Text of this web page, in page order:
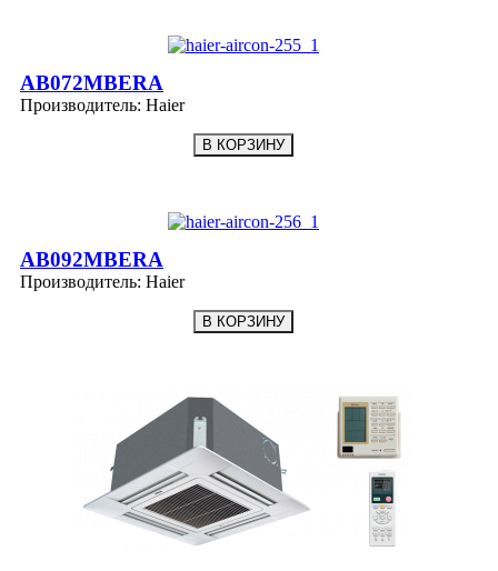
AB072MBERA
Производитель: Haier
AB092MBERA
Производитель: Haier